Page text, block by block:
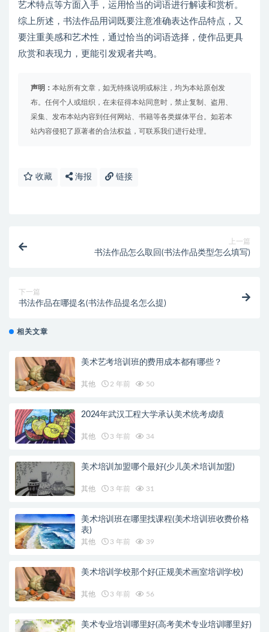
艺术特点等方面入手，运用恰当的词语进行解读和赏析。
综上所述，书法作品用词既要注意准确表达作品特点，又
要注重美感和艺术性，通过恰当的词语选择，使作品更具
欣赏和表现力，更能引发观者共鸣。
声明： 本站所有文章，如无特殊说明或标注，均为本站原创发
布。任何个人或组织，在未征得本站同意时，禁止复制、盗用、
采集、发布本站内容到任何网站、书籍等各类媒体平台。如若本
站内容侵犯了原著者的合法权益，可联系我们进行处理。
收藏 海报 链接
上一篇
书法作品怎么取回(书法作品类型怎么填写)
下一篇
书法作品在哪提名(书法作品提名怎么提)
相关文章
美术艺考培训班的费用成本都有哪些？
其他 2 年前 50
2024年武汉工程大学承认美术统考成绩
其他 3 年前 34
美术培训加盟哪个最好(少儿美术培训加盟)
其他 3 年前 31
美术培训班在哪里找课程(美术培训班收费价格
表)
其他 3 年前 39
美术培训学校那个好(正规美术画室培训学校)
其他 3 年前 56
美术专业培训哪里好(高考美术专业培训哪里好)